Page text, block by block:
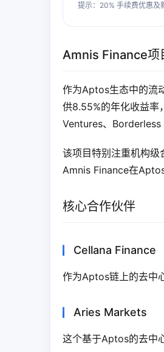
提示：20% 手续费优惠及
Amnis Finance项
作为Aptos生态中的流
供8.55%的年化收益率
Ventures、Borderless
该项目特别注重机构级
Amnis Finance在
核心合作伙伴
Cellana Finance
作为Aptos链上的去中
Aries Markets
这个基于Aptos的去中